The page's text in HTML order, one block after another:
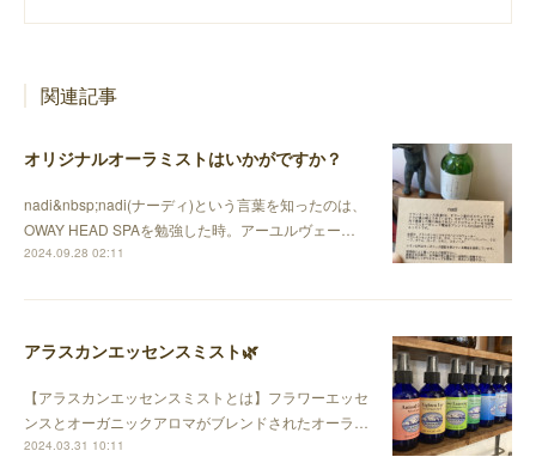
関連記事
オリジナルオーラミストはいかがですか？
nadi&nbsp;nadi(ナーディ)という言葉を知ったのは、
OWAY HEAD SPAを勉強した時。アーユルヴェー…
2024.09.28 02:11
アラスカンエッセンスミスト🌿
【アラスカンエッセンスミストとは】フラワーエッセ
ンスとオーガニックアロマがブレンドされたオーラ…
2024.03.31 10:11